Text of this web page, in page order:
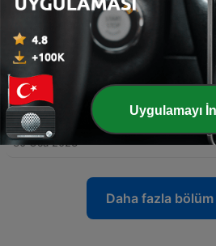
لا تترك صلاتك وتنهزم أمام الوسواس
30 Oca 2023
30 Oca 2023
48 - تفكر بالانتحار للهرب من ضغط الوسواس
30 Oca 2023
Daha fazla
Uygulamayı